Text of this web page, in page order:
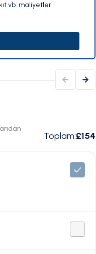
vb. maliyetler
Toplam:£154